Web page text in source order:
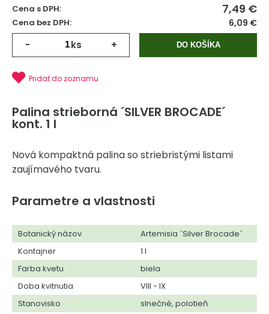
Cena s DPH: 7,49 €
Cena bez DPH: 6,09 €
- ks + DO KOŠÍKA
Pridať do zoznamu
Palina strieborná ´SILVER BROCADE´
kont. 1 l
Nová kompaktná palina so striebristými listami
zaujímavého tvaru.
Parametre a vlastnosti
Botanický názov
Artemisia ´Silver Brocade´
Kontajner
1 l
Farba kvetu
biela
Doba kvitnutia
VIII - IX
Stanovisko
slnečné, polotieň